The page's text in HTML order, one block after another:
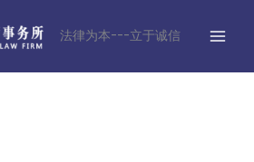
法律为本---立于诚信